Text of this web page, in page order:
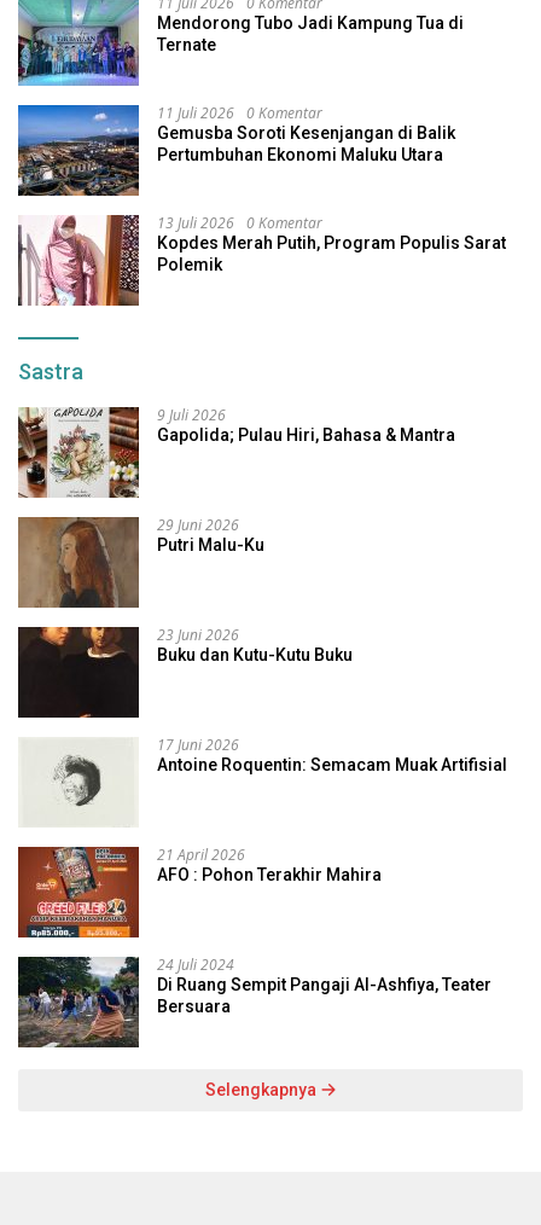
Mendorong Tubo Jadi Kampung Tua di
Ternate
11 Juli 2026 0 Komentar
Gemusba Soroti Kesenjangan di Balik
Pertumbuhan Ekonomi Maluku Utara
13 Juli 2026 0 Komentar
Kopdes Merah Putih, Program Populis Sarat
Polemik
Sastra
9 Juli 2026
Gapolida; Pulau Hiri, Bahasa & Mantra
29 Juni 2026
Putri Malu-Ku
23 Juni 2026
Buku dan Kutu-Kutu Buku
17 Juni 2026
Antoine Roquentin: Semacam Muak Artifisial
21 April 2026
AFO : Pohon Terakhir Mahira
24 Juli 2024
Di Ruang Sempit Pangaji Al-Ashfiya, Teater
Bersuara
Selengkapnya